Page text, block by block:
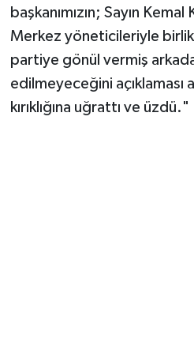
başkanımızın; Sayın
Merkez yöneticileriyle
partiye gönül vermiş
edilmeyeceğini açıklaması
kırıklığına uğrattı ve üzdü."